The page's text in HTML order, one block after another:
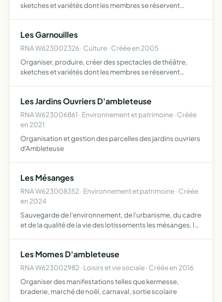
sketches et variétés dont les membres se réservent
Les Garnouilles
RNA W623002326 · Culture · Créée en 2005
Organiser, produire, créer des spectacles de théâtre,
sketches et variétés dont les membres se réservent
Les Jardins Ouvriers D'ambleteuse
RNA W623006861 · Environnement et patrimoine · Créée
en 2021
Organisation et gestion des parcelles des jardins ouvriers
d'Ambleteuse
Les Mésanges
RNA W623008352 · Environnement et patrimoine · Créée
en 2024
Sauvegarde de l'environnement, de l'urbanisme, du cadre
et de la qualité de la vie des lotissements les mésanges, les
Les Momes D'ambleteuse
RNA W623002982 · Loisirs et vie sociale · Créée en 2016
Organiser des manifestations telles que kermesse,
braderie, marché de noël, carnaval, sortie scolaire